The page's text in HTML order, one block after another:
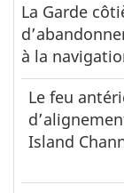
La Garde
à la
Le feu
Island